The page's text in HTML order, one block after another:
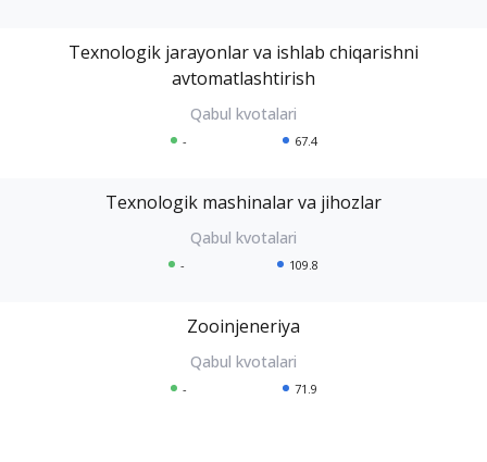
Texnologik jarayonlar va ishlab chiqarishni
avtomatlashtirish
- 67.4
Texnologik mashinalar va jihozlar
- 109.8
Zooinjeneriya
- 71.9